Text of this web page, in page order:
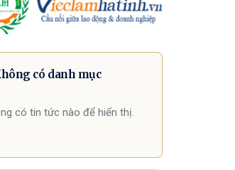
có danh mục
có tin tức nào để hiển thị.